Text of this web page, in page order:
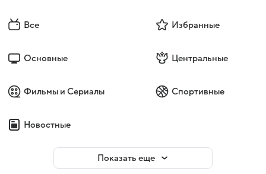
Все Избранные
Основные Центральные
Фильмы и Сериалы Спортивные
Новостные
Показать еще